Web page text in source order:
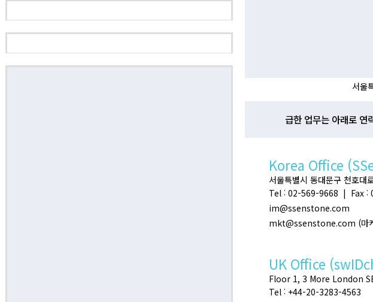
서울
급한 업무는 아래로 연
Korea Office
서울특별시 동대문구 천호
Tel : 02-569-9668 | Fax :
im@ssenstone.com
mkt@ssenstone.com (마
UK Office
Floor 1, 3 More London
Tel : +44-20-3283-4563